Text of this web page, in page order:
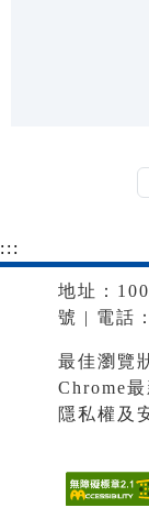
:::
地址：
號 | 電話
最佳瀏覽
Chrome
隱私權及